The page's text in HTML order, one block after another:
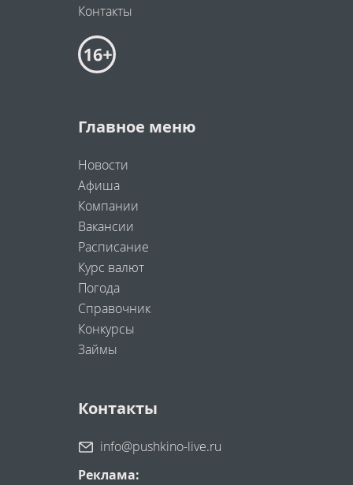
Контакты
Главное меню
Новости
Афиша
Компании
Вакансии
Расписание
Курс валют
Погода
Справочник
Конкурсы
Займы
Контакты
info@pushkino-live.ru
Реклама: